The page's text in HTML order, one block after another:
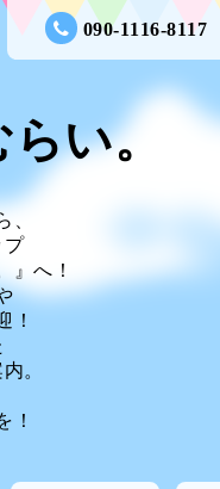
090-1116-8117
い。
、
プ
』へ！
！
。
！